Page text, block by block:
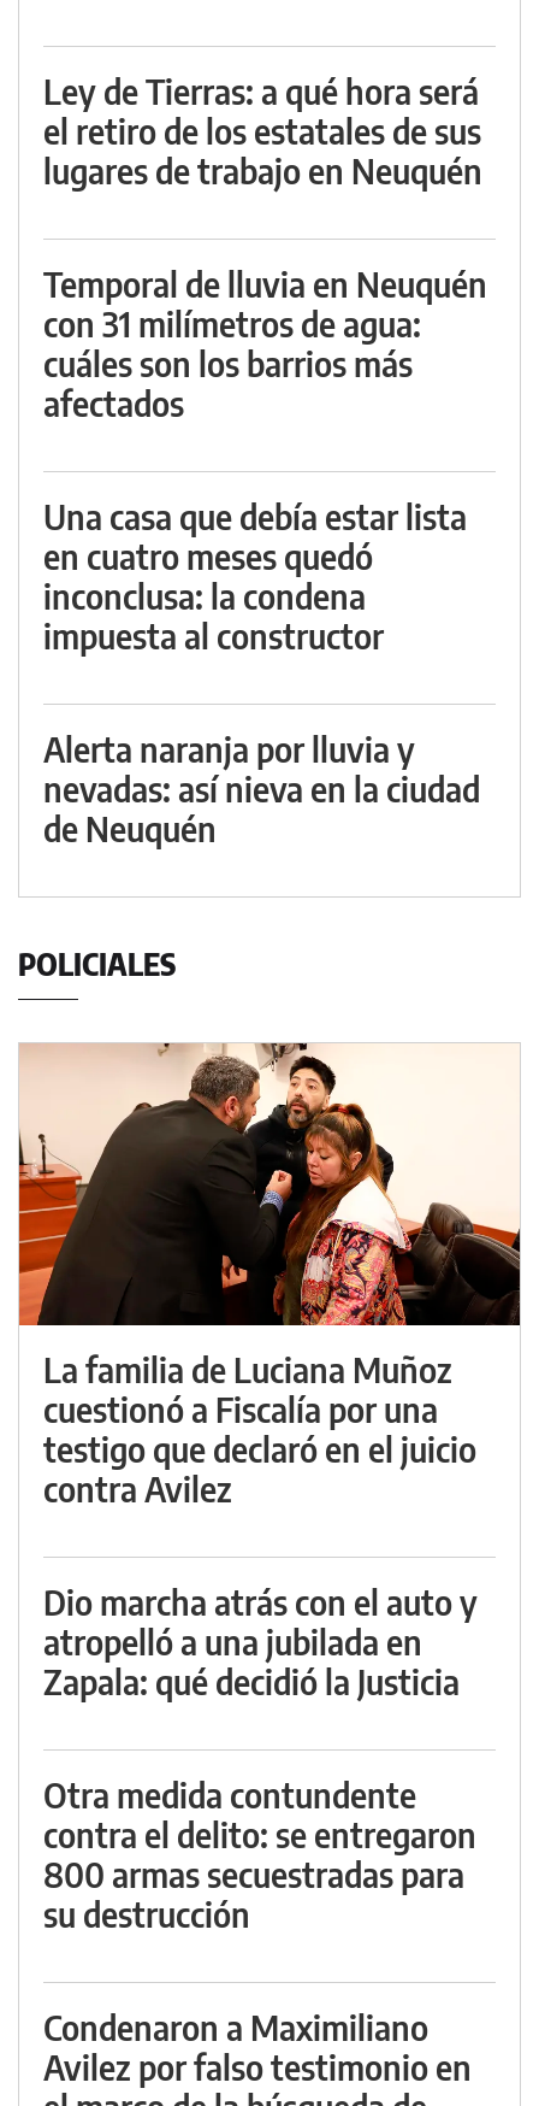
Ley de Tierras: a qué hora será
el retiro de los estatales de sus
lugares de trabajo en Neuquén
Temporal de lluvia en Neuquén
con 31 milímetros de agua:
cuáles son los barrios más
afectados
Una casa que debía estar lista
en cuatro meses quedó
inconclusa: la condena
impuesta al constructor
Alerta naranja por lluvia y
nevadas: así nieva en la ciudad
de Neuquén
POLICIALES
La familia de Luciana Muñoz
cuestionó a Fiscalía por una
testigo que declaró en el juicio
contra Avilez
Dio marcha atrás con el auto y
atropelló a una jubilada en
Zapala: qué decidió la Justicia
Otra medida contundente
contra el delito: se entregaron
800 armas secuestradas para
su destrucción
Condenaron a Maximiliano
Avilez por falso testimonio en